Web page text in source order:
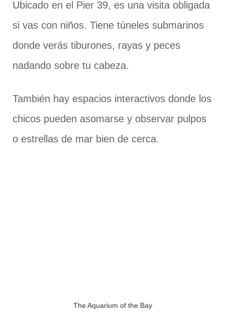
Ubicado en el Pier 39, es una visita obligada
si vas con niños. Tiene túneles submarinos
donde verás tiburones, rayas y peces
nadando sobre tu cabeza.
También hay espacios interactivos donde los
chicos pueden asomarse y observar pulpos
o estrellas de mar bien de cerca.
The Aquarium of the Bay